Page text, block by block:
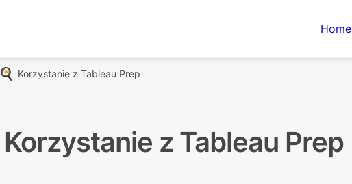
Home
🍳 Korzystanie z Tableau Prep
Korzystanie z Tableau Prep